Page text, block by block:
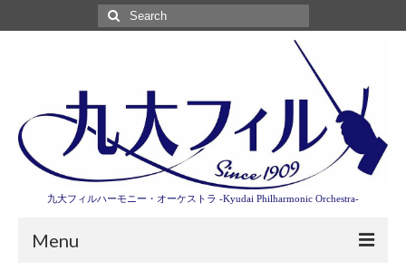
Search
for:
九大フィルハーモニー・オーケストラ -Kyudai Philharmonic Orchestra-
Menu